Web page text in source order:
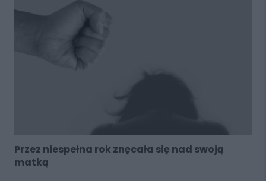
Przez niespełna rok znęcała się nad swoją
matką